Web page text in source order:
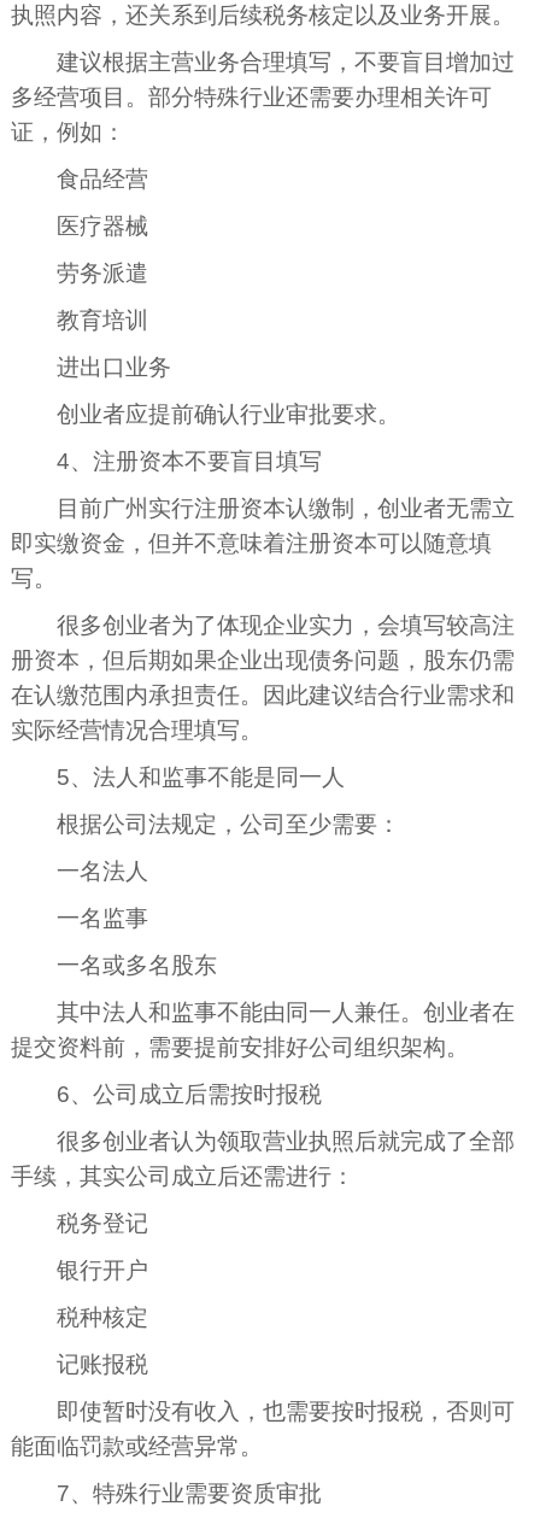
执照内容，还关系到后续税务核定以及业务开展。
建议根据主营业务合理填写，不要盲目增加过
多经营项目。部分特殊行业还需要办理相关许可
证，例如：
食品经营
医疗器械
劳务派遣
教育培训
进出口业务
创业者应提前确认行业审批要求。
4、注册资本不要盲目填写
目前广州实行注册资本认缴制，创业者无需立
即实缴资金，但并不意味着注册资本可以随意填
写。
很多创业者为了体现企业实力，会填写较高注
册资本，但后期如果企业出现债务问题，股东仍需
在认缴范围内承担责任。因此建议结合行业需求和
实际经营情况合理填写。
5、法人和监事不能是同一人
根据公司法规定，公司至少需要：
一名法人
一名监事
一名或多名股东
其中法人和监事不能由同一人兼任。创业者在
提交资料前，需要提前安排好公司组织架构。
6、公司成立后需按时报税
很多创业者认为领取营业执照后就完成了全部
手续，其实公司成立后还需进行：
税务登记
银行开户
税种核定
记账报税
即使暂时没有收入，也需要按时报税，否则可
能面临罚款或经营异常。
7、特殊行业需要资质审批